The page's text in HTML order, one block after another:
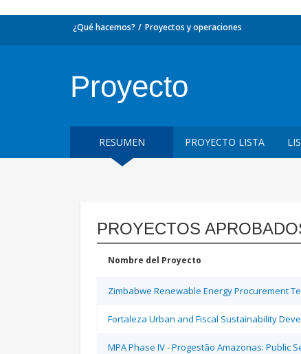
¿Qué hacemos? Proyectos y operaciones
Proyecto
RESUMEN PROYECTO LISTA
PROYECTOS
Nombre del Proyecto
Zimbabwe Renewable Energy Procurement
Fortaleza Urban and Fiscal Sustainability
MPA Phase IV - Progestão Amazonas: Public